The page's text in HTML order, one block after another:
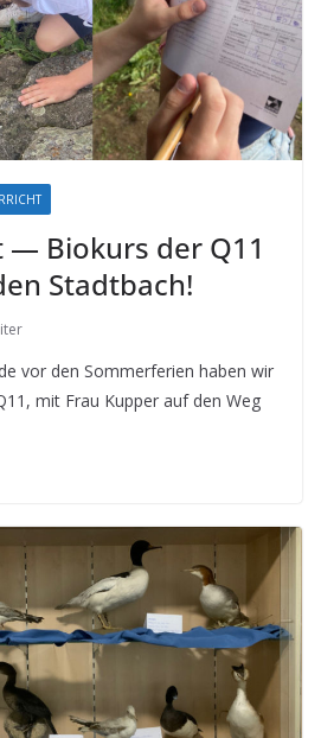
— Biokurs der Q11
Stadtbach!
vor den Sommerferien haben wir
mit Frau Kupper auf den Weg